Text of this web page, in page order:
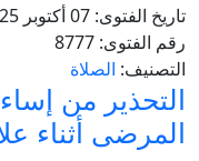
تاريخ الفتوى:
رقم الفتوى:
التصنيف: الصلاة
التحذير من
المرضى أثناء